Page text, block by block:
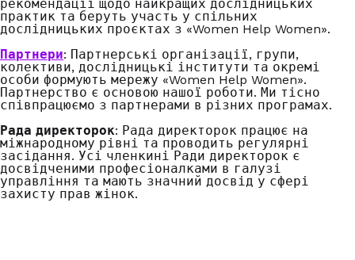
рекомендації щодо найкращих дослідницьких
практик та беруть участь у спільних
дослідницьких проєктах з «Women Help Women».
Партнери: Партнерські організації, групи,
колективи, дослідницькі інститути та окремі
особи формують мережу «Women Help Women».
Партнерство є основою нашої роботи. Ми тісно
співпрацюємо з партнерами в різних програмах.
Рада директорок: Рада директорок працює на
міжнародному рівні та проводить регулярні
засідання. Усі членкині Ради директорок є
досвідченими професіоналками в галузі
управління та мають значний досвід у сфері
захисту прав жінок.